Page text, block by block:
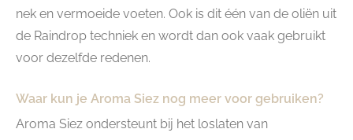
nek en vermoeide voeten. Ook is dit één van de oliën uit
de Raindrop techniek en wordt dan ook vaak gebruikt
voor dezelfde redenen.
Waar kun je Aroma Siez nog meer voor gebruiken?
Aroma Siez ondersteunt bij het loslaten van